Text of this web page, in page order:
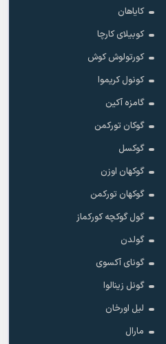
کایاهان
کوبیلای کارچا
کورتولوش کوش
کونول کریموا
گامزه آکین
گوکان تورکمن
گوکسل
گوکهان اوزن
گوکهان تورکمن
گول گوکچه کورکماز
گولدن
گونای آکسوی
گونل زینالوا
لیل اورخان
مارال